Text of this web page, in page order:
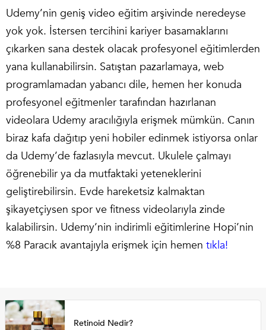
Udemy’nin geniş video eğitim arşivinde neredeyse
yok yok. İstersen tercihini kariyer basamaklarını
çıkarken sana destek olacak profesyonel eğitimlerden
yana kullanabilirsin. Satıştan pazarlamaya, web
programlamadan yabancı dile, hemen her konuda
profesyonel eğitmenler tarafından hazırlanan
videolara Udemy aracılığıyla erişmek mümkün. Canın
biraz kafa dağıtıp yeni hobiler edinmek istiyorsa onlar
da Udemy’de fazlasıyla mevcut. Ukulele çalmayı
öğrenebilir ya da mutfaktaki yeteneklerini
geliştirebilirsin. Evde hareketsiz kalmaktan
şikayetçiysen spor ve fitness videolarıyla zinde
kalabilirsin. Udemy’nin indirimli eğitimlerine Hopi’nin
%8 Paracık avantajıyla erişmek için hemen tıkla!
Retinoid Nedir?